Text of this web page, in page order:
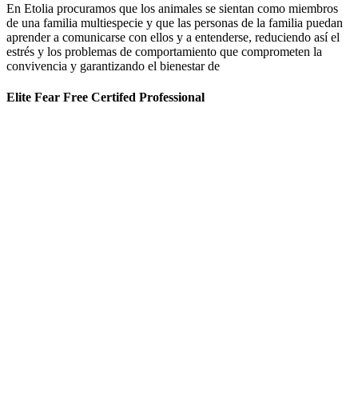
En Etolia procuramos que los animales se sientan como miembros
de una familia multiespecie y que las personas de la familia puedan
aprender a comunicarse con ellos y a entenderse, reduciendo así el
estrés y los problemas de comportamiento que comprometen la
convivencia y garantizando el bienestar de
Elite Fear Free Certifed Professional